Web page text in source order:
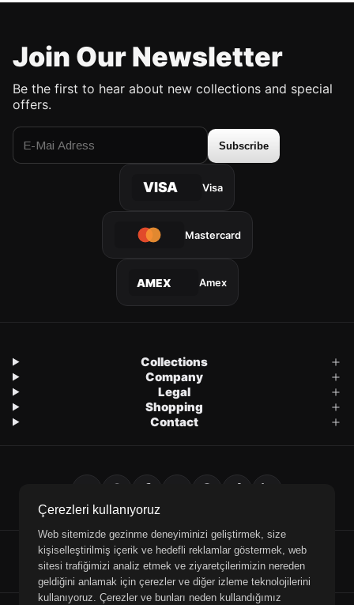
Join Our Newsletter
Be the first to hear about new collections and special
offers.
Subscribe
VISA Visa
Mastercard
AMEX Amex
Collections
Company
Legal
Shopping
Contact
E-Mail WhatsApp Phone
Çerezleri kullanıyoruz
Web sitemizde gezinme deneyiminizi geliştirmek, size
kişiselleştirilmiş içerik ve hedefli reklamlar göstermek, web
sitesi trafiğimizi analiz etmek ve ziyaretçilerimizin nereden
geldiğini anlamak için çerezler ve diğer izleme teknolojilerini
kullanıyoruz. Çerezler ve bunları neden kullandığımız